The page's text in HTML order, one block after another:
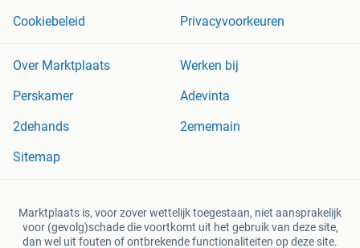
Cookiebeleid
Privacyvoorkeuren
Over Marktplaats
Werken bij
Perskamer
Adevinta
2dehands
2ememain
Sitemap
Marktplaats is, voor zover wettelijk toegestaan, niet aansprakelijk
voor (gevolg)schade die voortkomt uit het gebruik van deze site,
dan wel uit fouten of ontbrekende functionaliteiten op deze site.